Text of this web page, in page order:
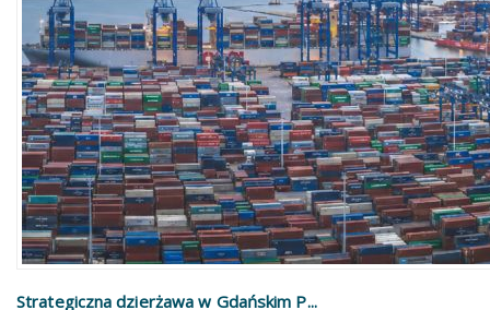
Strategiczna dzierżawa w Gdańskim P...